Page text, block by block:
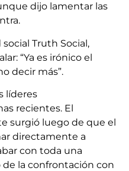
dijo lamentar las
Truth Social,
“Ya es irónico el
decir más”.
líderes
recientes. El
surgió luego de que el
directamente a
con toda una
la confrontación con